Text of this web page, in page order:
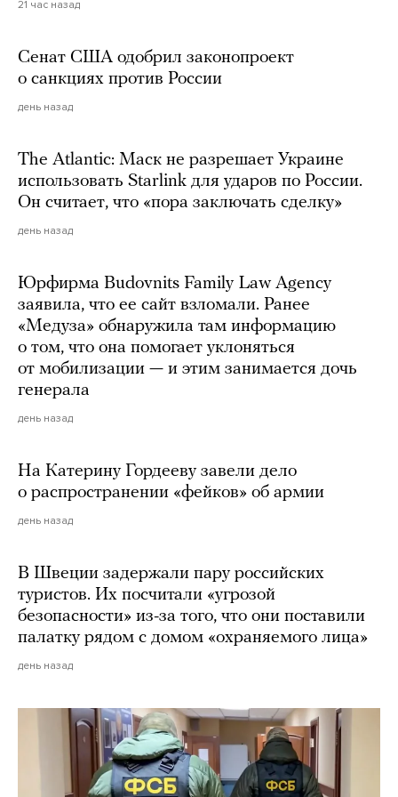
21 час назад
Сенат США одобрил законопроект
о санкциях против России
день назад
The Atlantic: Маск не разрешает Украине
использовать Starlink для ударов по России.
Он считает, что «пора заключать сделку»
день назад
Юрфирма Budovnits Family Law Agency
заявила, что ее сайт взломали. Ранее
«Медуза» обнаружила там информацию
о том, что она помогает уклоняться
от мобилизации — и этим занимается дочь
генерала
день назад
На Катерину Гордееву завели дело
о распространении «фейков» об армии
день назад
В Швеции задержали пару российских
туристов. Их посчитали «угрозой
безопасности» из-за того, что они поставили
палатку рядом с домом «охраняемого лица»
день назад